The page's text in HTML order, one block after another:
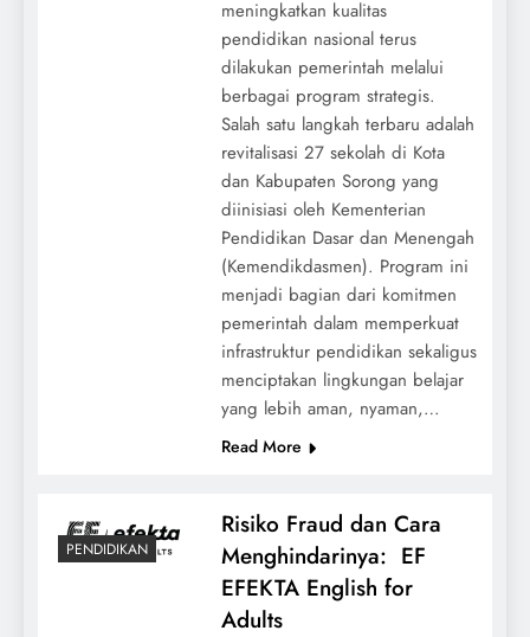
meningkatkan kualitas
pendidikan nasional terus
dilakukan pemerintah melalui
berbagai program strategis.
Salah satu langkah terbaru adalah
revitalisasi 27 sekolah di Kota
dan Kabupaten Sorong yang
diinisiasi oleh Kementerian
Pendidikan Dasar dan Menengah
(Kemendikdasmen). Program ini
menjadi bagian dari komitmen
pemerintah dalam memperkuat
infrastruktur pendidikan sekaligus
menciptakan lingkungan belajar
yang lebih aman, nyaman,…
Read More
PENDIDIKAN
Risiko Fraud dan Cara
Menghindarinya: EF
EFEKTA English for
Adults